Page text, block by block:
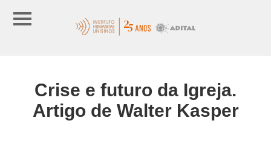
Crise e futuro da Igreja.
Artigo de Walter Kasper